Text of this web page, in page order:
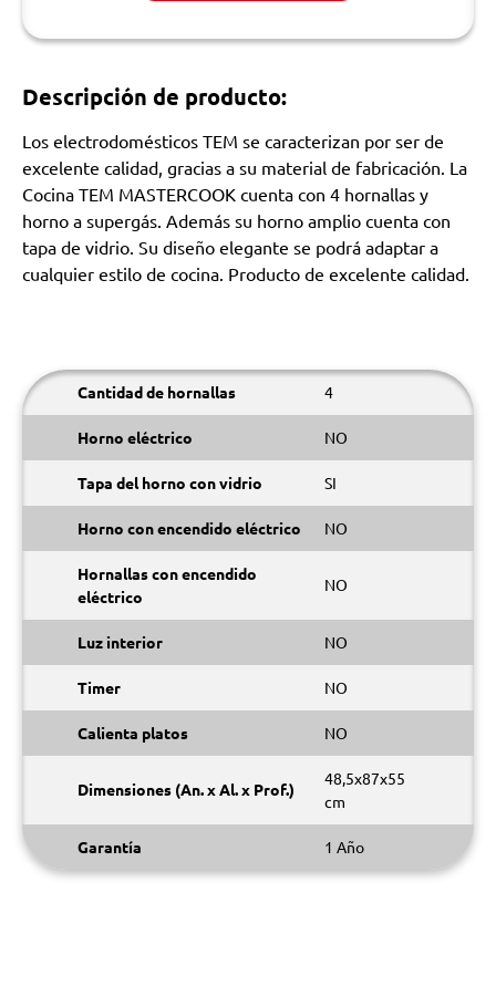
Descripción de producto:
Los electrodomésticos TEM se caracterizan por ser de
excelente calidad, gracias a su material de fabricación. La
Cocina TEM MASTERCOOK cuenta con 4 hornallas y
horno a supergás. Además su horno amplio cuenta con
tapa de vidrio. Su diseño elegante se podrá adaptar a
cualquier estilo de cocina. Producto de excelente calidad.
Cantidad de hornallas 4
Horno eléctrico NO
Tapa del horno con vidrio SI
Horno con encendido eléctrico NO
Hornallas con encendido
eléctrico
NO
Luz interior NO
Timer NO
Calienta platos NO
Dimensiones (An. x Al. x Prof.)
48,5x87x55
cm
Garantía 1 Año